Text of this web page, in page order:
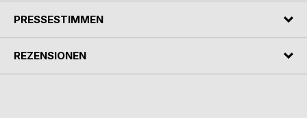
PRESSESTIMMEN
REZENSIONEN